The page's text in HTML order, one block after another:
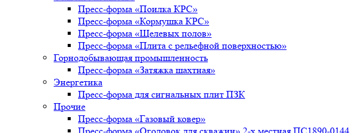
Пресс-форма «Поилка КРС»
Пресс-форма «Кормушка КРС»
Пресс-форма «Щелевых полов»
Пресс-форма «Плита с рельефной поверхностью»
Горнодобывающая промышленность
Пресс-форма «Затяжка шахтная»
Энергетика
Пресс-форма для сигнальных плит ПЗК
Прочие
Пресс-форма «Газовый ковер»